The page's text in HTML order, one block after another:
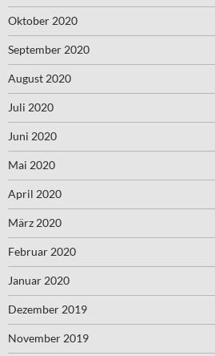
Oktober 2020
September 2020
August 2020
Juli 2020
Juni 2020
Mai 2020
April 2020
März 2020
Februar 2020
Januar 2020
Dezember 2019
November 2019